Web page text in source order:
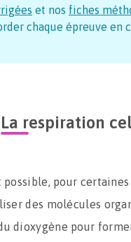
et nos fiches
chaque épreuve en
La respiration
possible, pour
des molécules
dioxygène pour former